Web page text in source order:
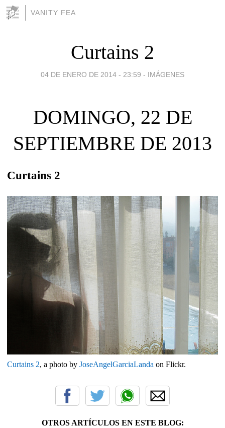
VANITY FEA
Curtains 2
04 DE ENERO DE 2014 - 23:59 - IMÁGENES
DOMINGO, 22 DE
SEPTIEMBRE DE 2013
Curtains 2
Curtains 2, a photo by JoseAngelGarciaLanda on Flickr.
OTROS ARTÍCULOS EN ESTE BLOG: